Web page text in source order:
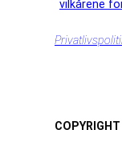
vilkårene